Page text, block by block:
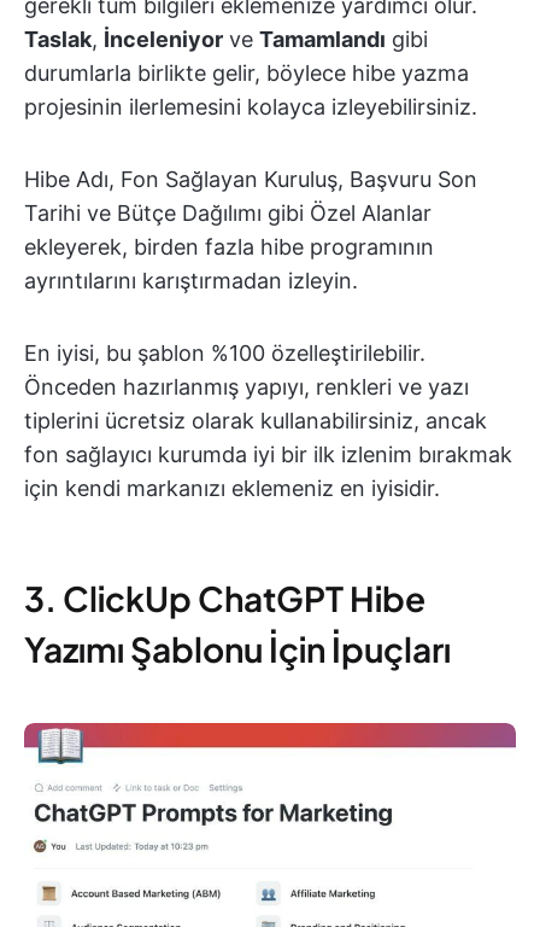
gerekli tüm bilgileri eklemenize yardımcı olur.
Taslak, İnceleniyor ve Tamamlandı gibi
durumlarla birlikte gelir, böylece hibe yazma
projesinin ilerlemesini kolayca izleyebilirsiniz.
Hibe Adı, Fon Sağlayan Kuruluş, Başvuru Son
Tarihi ve Bütçe Dağılımı gibi Özel Alanlar
ekleyerek, birden fazla hibe programının
ayrıntılarını karıştırmadan izleyin.
En iyisi, bu şablon %100 özelleştirilebilir.
Önceden hazırlanmış yapıyı, renkleri ve yazı
tiplerini ücretsiz olarak kullanabilirsiniz, ancak
fon sağlayıcı kurumda iyi bir ilk izlenim bırakmak
için kendi markanızı eklemeniz en iyisidir.
3. ClickUp ChatGPT Hibe
Yazımı Şablonu İçin İpuçları